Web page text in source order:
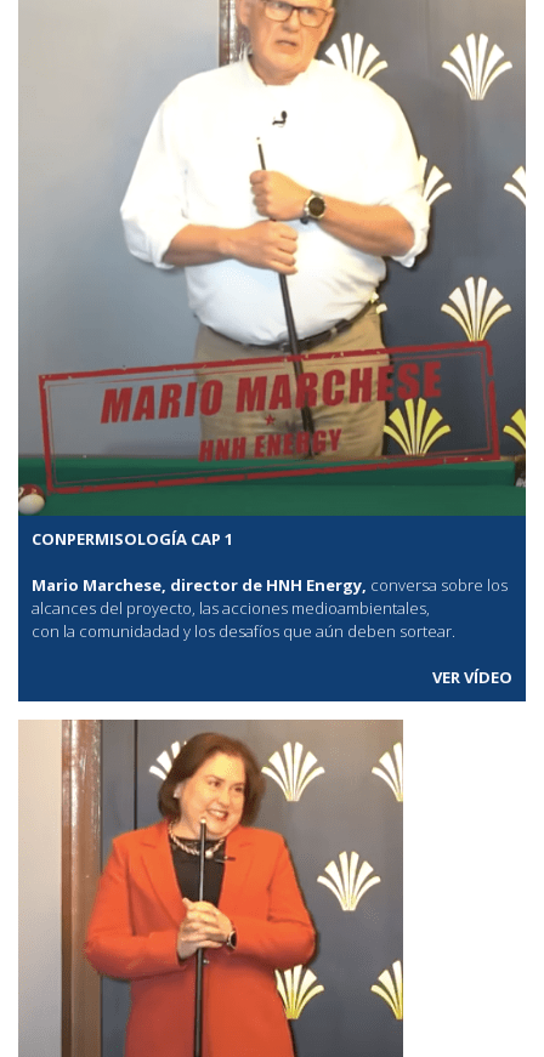
CONPERMISOLOGÍA CAP 1
Mario Marchese, director de HNH Energy, conversa sobre los
alcances del proyecto, las acciones medioambientales,
con la comunidadad y los desafíos que aún deben sortear.
VER VÍDEO